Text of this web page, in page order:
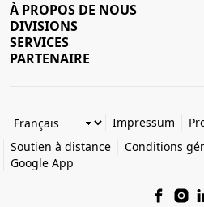
À PROPOS DE NOUS
DIVISIONS
SERVICES
PARTENAIRE
Impressum
Soutien à distance
Conditions
Google App